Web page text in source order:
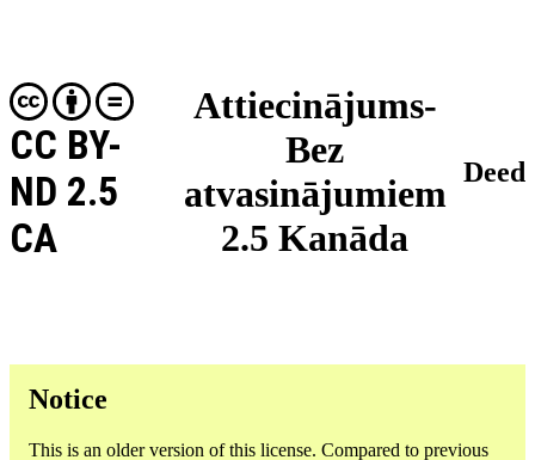
Attiecinājums-
Bez
atvasinājumiem
2.5 Kanāda
CC BY-
ND 2.5
CA
Deed
Notice
This is an older version of this license. Compared to previous